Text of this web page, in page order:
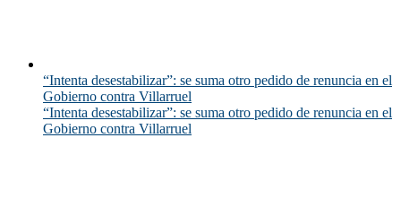
“Intenta desestabilizar”: se suma otro pedido de renuncia en el
Gobierno contra Villarruel
“Intenta desestabilizar”: se suma otro pedido de renuncia en el
Gobierno contra Villarruel